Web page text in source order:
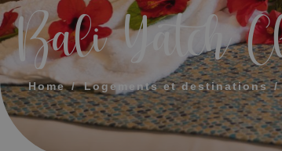
Bali Yatch
Home Logements et destinations